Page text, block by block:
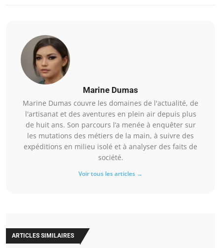
Marine Dumas
Marine Dumas couvre les domaines de l'actualité, de
l'artisanat et des aventures en plein air depuis plus
de huit ans. Son parcours l’a menée à enquêter sur
les mutations des métiers de la main, à suivre des
expéditions en milieu isolé et à analyser des faits de
société.
Voir tous les articles →
ARTICLES SIMILAIRES